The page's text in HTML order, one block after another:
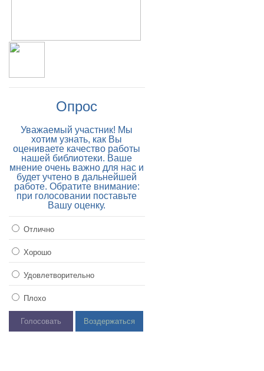
Опрос
Уважаемый участник! Мы
хотим узнать, как Вы
оцениваете качество работы
нашей библиотеки. Ваше
мнение очень важно для нас и
будет учтено в дальнейшей
работе. Обратите внимание:
при голосовании поставьте
Вашу оценку.
Отлично
Хорошо
Удовлетворительно
Плохо
Голосовать Воздержаться